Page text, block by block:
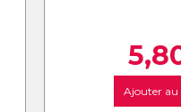
Ajouter au